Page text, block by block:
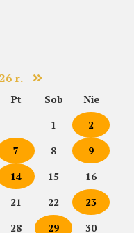
r.
Pt Sob
Nie
1
2
7 8
9
14 15
16
21 22
23
28 29 30